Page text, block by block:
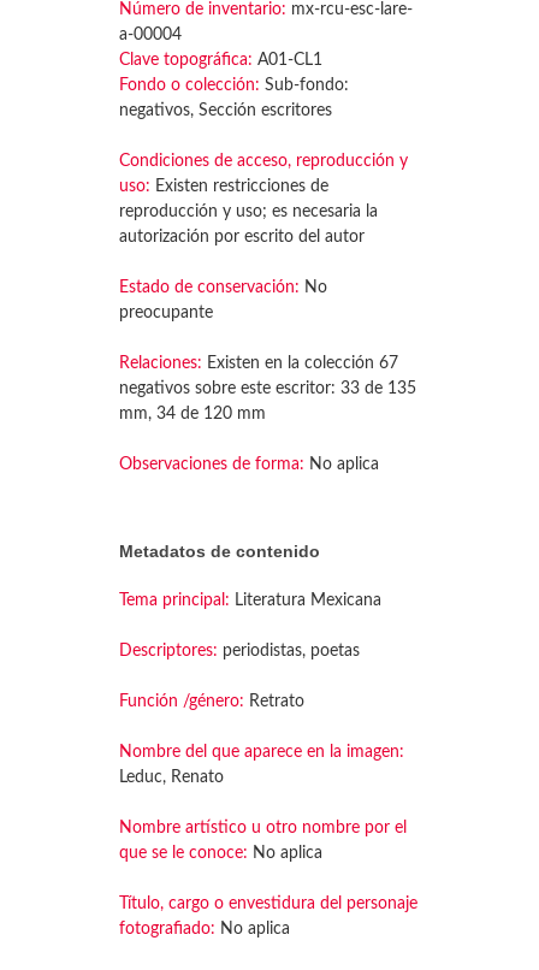
Número de inventario: mx-rcu-esc-lare-
a-00004
Clave topográfica: A01-CL1
Fondo o colección: Sub-fondo:
negativos, Sección escritores
Condiciones de acceso, reproducción y
uso: Existen restricciones de
reproducción y uso; es necesaria la
autorización por escrito del autor
Estado de conservación: No
preocupante
Relaciones: Existen en la colección 67
negativos sobre este escritor: 33 de 135
mm, 34 de 120 mm
Observaciones de forma: No aplica
Metadatos de contenido
Tema principal: Literatura Mexicana
Descriptores: periodistas, poetas
Función /género: Retrato
Nombre del que aparece en la imagen:
Leduc, Renato
Nombre artístico u otro nombre por el
que se le conoce: No aplica
Título, cargo o envestidura del personaje
fotografiado: No aplica